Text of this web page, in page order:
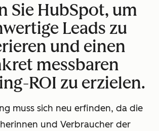
Sie HubSpot, um
Leads zu
und einen
messbaren
ROI zu erzielen.
muss sich neu erfinden, da die
und Verbraucher der